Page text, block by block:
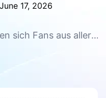
June 17, 2026
sich Fans aus aller
passen als bunte
zum